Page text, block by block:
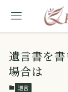
遺言書を
場合は
遺言